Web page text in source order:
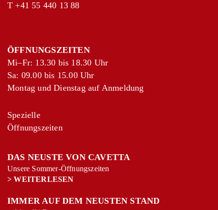
T +41 55 440 13 88
ÖFFNUNGSZEITEN
Mi–Fr: 13.30 bis 18.30 Uhr
Sa: 09.00 bis 15.00 Uhr
Montag und Dienstag auf Anmeldung
Spezielle
Öffnungszeiten
DAS NEUSTE VON CAVETTA
Unsere Sommer-Öffnungszeiten
>WEITERLESEN
IMMER AUF DEM NEUSTEN STAND